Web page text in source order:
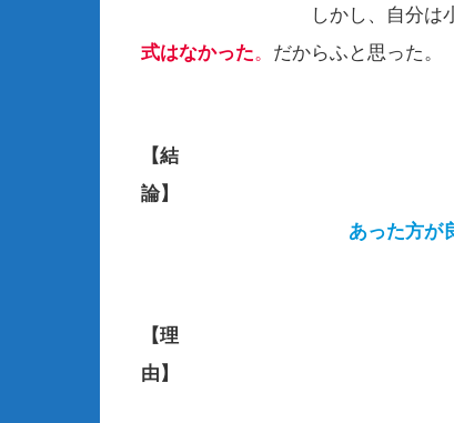
しかし、自分は小学校、中
式はなかった。 だからふと思った。
【結
論】
あった方が
【理
由】